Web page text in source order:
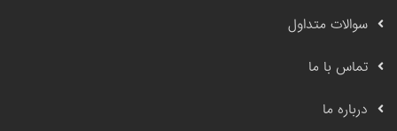
سوالات متداول
تماس با ما
درباره ما